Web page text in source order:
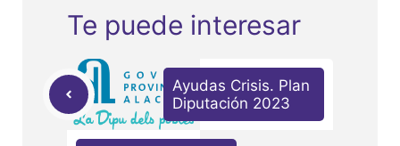
Te puede interesar
Ayudas Crisis. Plan
Diputación 2023